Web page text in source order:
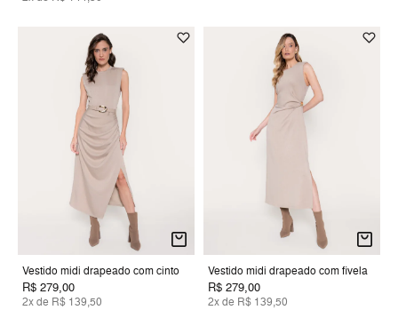
Vestido midi drapeado com cinto
R$ 279,00
2x de R$ 139,50
Vestido midi drapeado com fivela
R$ 279,00
2x de R$ 139,50